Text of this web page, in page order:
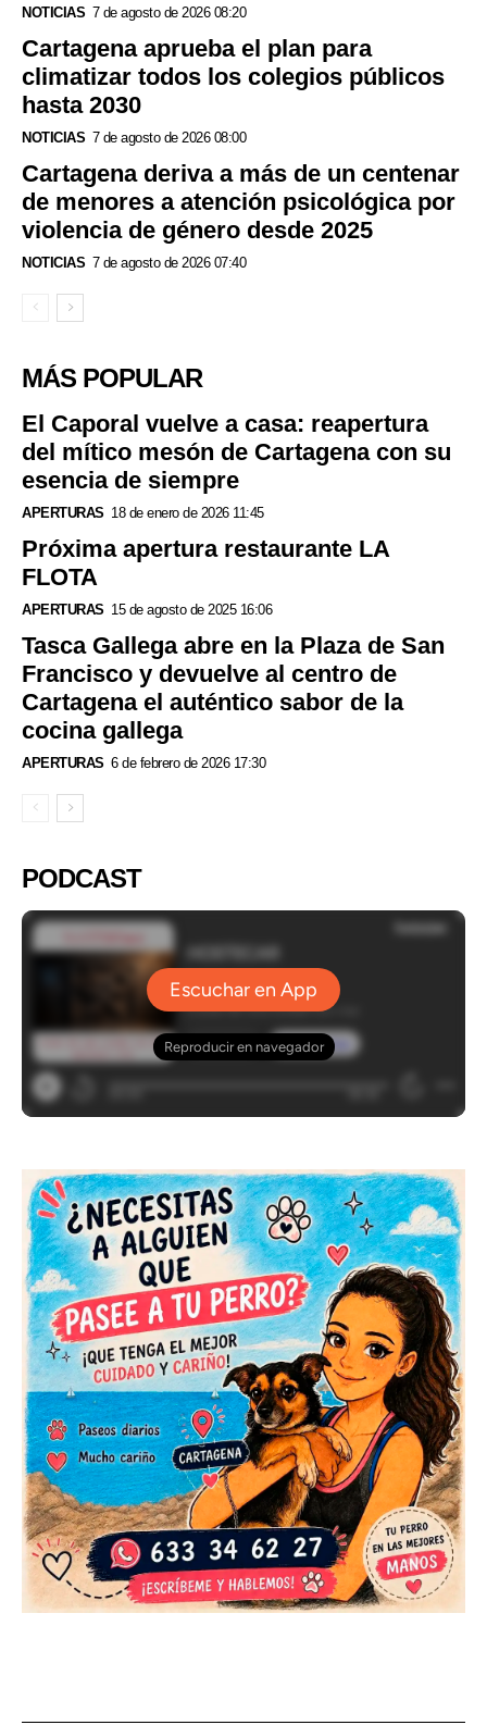
NOTICIAS 7 de agosto de 2026 08:20
Cartagena aprueba el plan para
climatizar todos los colegios públicos
hasta 2030
NOTICIAS 7 de agosto de 2026 08:00
Cartagena deriva a más de un centenar
de menores a atención psicológica por
violencia de género desde 2025
NOTICIAS 7 de agosto de 2026 07:40
MÁS POPULAR
El Caporal vuelve a casa: reapertura
del mítico mesón de Cartagena con su
esencia de siempre
APERTURAS 18 de enero de 2026 11:45
Próxima apertura restaurante LA
FLOTA
APERTURAS 15 de agosto de 2025 16:06
Tasca Gallega abre en la Plaza de San
Francisco y devuelve al centro de
Cartagena el auténtico sabor de la
cocina gallega
APERTURAS 6 de febrero de 2026 17:30
PODCAST